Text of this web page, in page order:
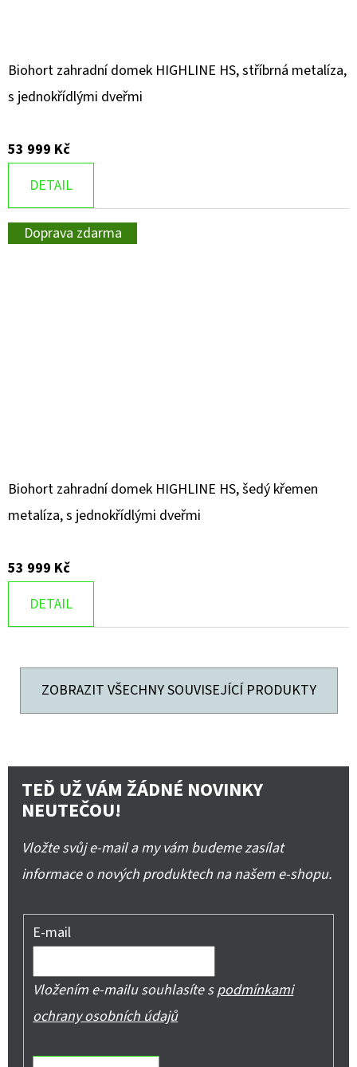
Biohort zahradní domek HIGHLINE HS, stříbrná metalíza,
s jednokřídlými dveřmi
53 999 Kč
DETAIL
Doprava zdarma
Biohort zahradní domek HIGHLINE HS, šedý křemen
metalíza, s jednokřídlými dveřmi
53 999 Kč
DETAIL
ZOBRAZIT VŠECHNY SOUVISEJÍCÍ PRODUKTY
TEĎ UŽ VÁM ŽÁDNÉ NOVINKY
NEUTEČOU!
Vložte svůj e-mail a my vám budeme zasílat
informace o nových produktech na našem e-shopu.
E-mail
Vložením e-mailu souhlasíte spodmínkami
ochrany osobních údajů